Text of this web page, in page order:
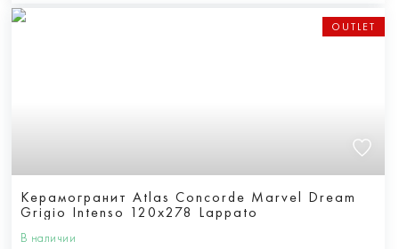
OUTLET
Керамогранит Atlas Concorde Marvel Dream
Grigio Intenso 120x278 Lappato
В наличии